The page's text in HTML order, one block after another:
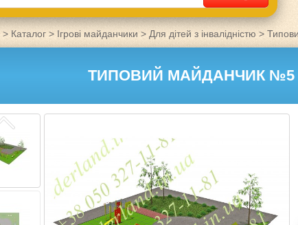
> Каталог > Ігрові майданчики > Для дітей з інвалідністю >
ТИПОВИЙ МАЙДАНЧИК №5